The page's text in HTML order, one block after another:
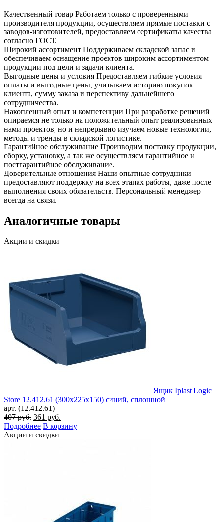
Качественный товар Работаем только с проверенными
производителя продукции, осуществляем прямые поставки с
заводов-изготовителей, предоставляем сертификаты качества
согласно ГОСТ.
Широкий ассортимент Поддерживаем складской запас и
обеспечиваем оснащение проектов широким ассортиментом
продукции под цели и задачи клиента.
Выгодные цены и условия Предоставляем гибкие условия
оплаты и выгодные цены, учитываем историю покупок
клиента, сумму заказа и перспективу дальнейшего
сотрудничества.
Накопленный опыт и компетенции При разработке решений
опираемся не только на положительный опыт реализованных
нами проектов, но и непрерывно изучаем новые технологии,
методы и тренды в складской логистике.
Гарантийное обслуживание Производим поставку продукции,
сборку, установку, а так же осуществляем гарантийное и
постгарантийное обслуживание.
Доверительные отношения Наши опытные сотрудники
предоставляют поддержку на всех этапах работы, даже после
выполнения своих обязательств. Персональный менеджер
всегда на связи.
Аналогичные товары
Акции и скидки
Ящик Iplast Logic
Store 12.412.61 (300х225х150) синий, сплошной
арт. (12.412.61)
407руб. Первоначальная
цена
составляла
361 руб.
цена:
Подробнее В корзину
Акции и скидки